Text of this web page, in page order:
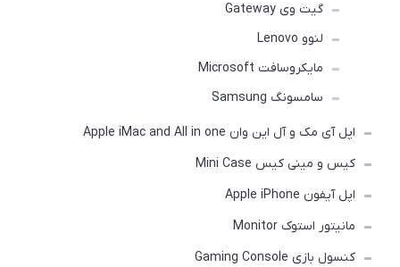
گیت وی Gateway
لنوو Lenovo
مایکروسافت Microsoft
سامسونگ Samsung
اپل آی مک و آل این وان Apple iMac and All in one
کیس و مینی کیس Mini Case
اپل آیفون Apple iPhone
مانیتور استوک Monitor
کنسول بازی Gaming Console